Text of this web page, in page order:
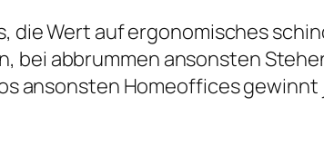
die Wert auf ergonomisches
bei abbrummen ansonsten
ansonsten Homeoffices gewinnt